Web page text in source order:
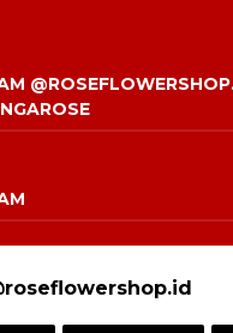
roseflowershop.id